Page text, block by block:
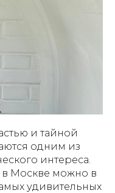
и тайной
одним из
интереса.
в Москве можно в
удивительных